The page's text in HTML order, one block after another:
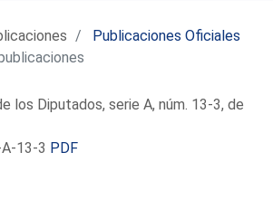
Publicaciones Oficiales
los Diputados, serie A, núm. 13-3, de
13-3 PDF